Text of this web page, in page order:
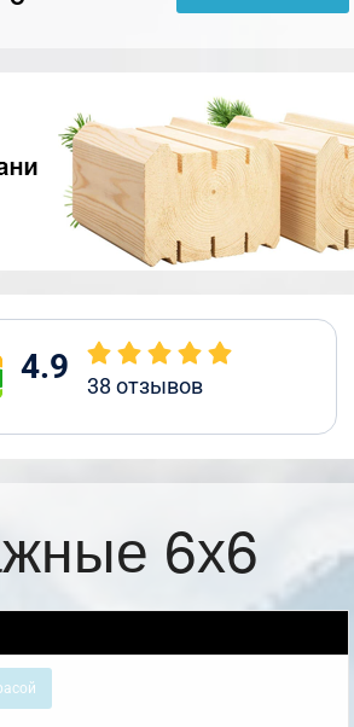
4.9 38 отзывов
6х6